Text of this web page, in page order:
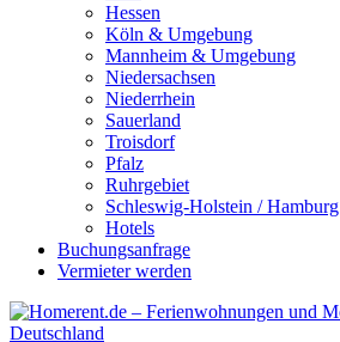
Hessen
Köln & Umgebung
Mannheim & Umgebung
Niedersachsen
Niederrhein
Sauerland
Troisdorf
Pfalz
Ruhrgebiet
Schleswig-Holstein / Hamburg
Hotels
Buchungsanfrage
Vermieter werden